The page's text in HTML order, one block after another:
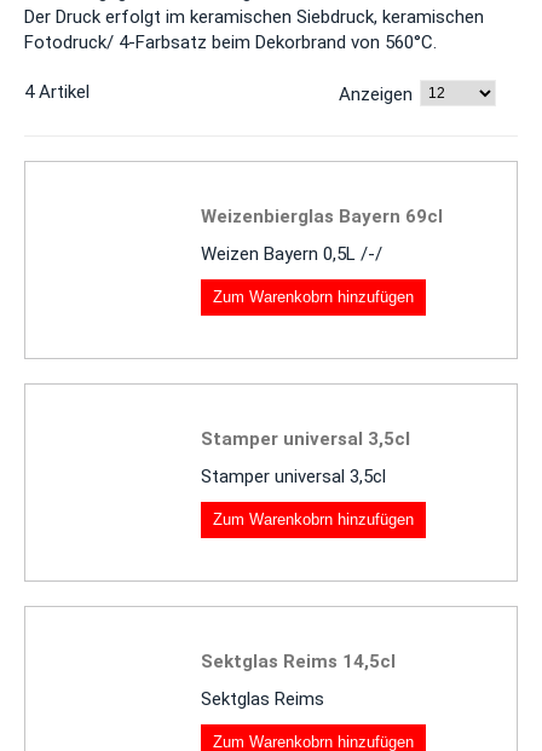
Der Druck erfolgt im keramischen Siebdruck, keramischen
Fotodruck/ 4-Farbsatz beim Dekorbrand von 560°C.
4 Artikel Anzeigen
Weizenbierglas Bayern 69cl
Weizen Bayern 0,5L /-/
Zum Warenkobrn hinzufügen
Stamper universal 3,5cl
Stamper universal 3,5cl
Zum Warenkobrn hinzufügen
Sektglas Reims 14,5cl
Sektglas Reims
Zum Warenkobrn hinzufügen